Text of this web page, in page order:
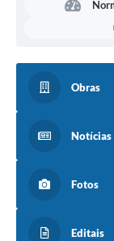
Obras
Notícias
Fotos
Editais